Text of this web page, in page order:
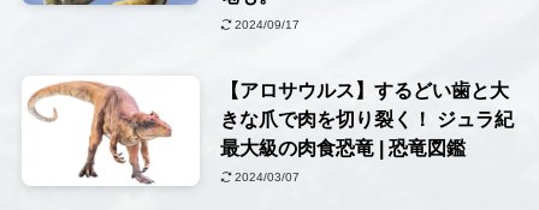
2024/09/17
【アロサウルス】するどい歯と大
きな爪で肉を切り裂く！ ジュラ紀
最大級の肉食恐竜 | 恐竜図鑑
2024/03/07